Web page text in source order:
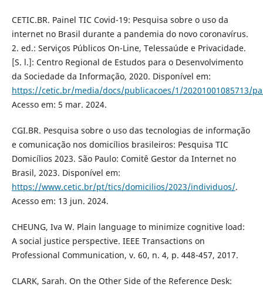
CETIC.BR. Painel TIC Covid-19: Pesquisa sobre o uso da
internet no Brasil durante a pandemia do novo coronavírus.
2. ed.: Serviços Públicos On-Line, Telessaúde e Privacidade.
[S. l.]: Centro Regional de Estudos para o Desenvolvimento
da Sociedade da Informação, 2020. Disponível em:
https://cetic.br/media/docs/publicacoes/1/20201001085713/
Acesso em: 5 mar. 2024.
CGI.BR. Pesquisa sobre o uso das tecnologias de informação
e comunicação nos domicílios brasileiros: Pesquisa TIC
Domicílios 2023. São Paulo: Comitê Gestor da Internet no
Brasil, 2023. Disponível em:
https://www.cetic.br/pt/tics/domicilios/2023/individuos/.
Acesso em: 13 jun. 2024.
CHEUNG, Iva W. Plain language to minimize cognitive load:
A social justice perspective. IEEE Transactions on
Professional Communication, v. 60, n. 4, p. 448-457, 2017.
CLARK, Sarah. On the Other Side of the Reference Desk: